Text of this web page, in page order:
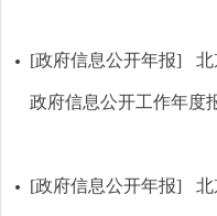
[政府信息公开年报] 北
政府信息公开工作年度
[政府信息公开年报] 北